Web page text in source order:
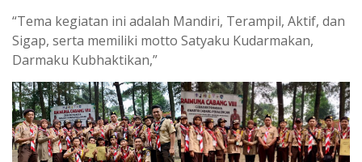
“Tema kegiatan ini adalah Mandiri, Terampil, Aktif, dan
Sigap, serta memiliki motto Satyaku Kudarmakan,
Darmaku Kubhaktikan,”